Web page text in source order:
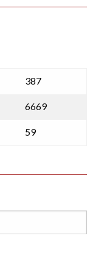
387
6669
59